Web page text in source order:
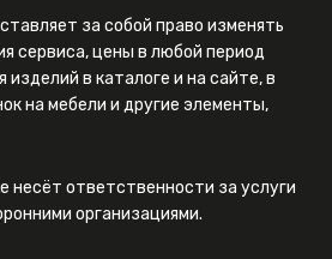
за собой право изменять
сервиса, цены в любой период
в каталоге и на сайте, в
на мебели и другие элементы,
несёт ответственности за услуги
организациями.